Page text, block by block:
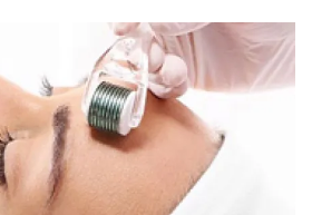
пациентки, убедить ее
и подготовить к
На какие вопросы
получить ответы
чтобы не пожалеть о
пластике груди?